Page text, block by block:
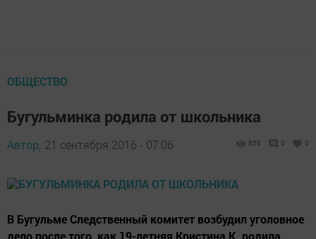
ОБЩЕСТВО
Бугульминка родила от школьника
Автор, 21 сентября 2016 - 07:06 856 0 0
В Бугульме Следственный комитет возбудил уголовное
дело после того, как 19-летняя Кристина К. родила